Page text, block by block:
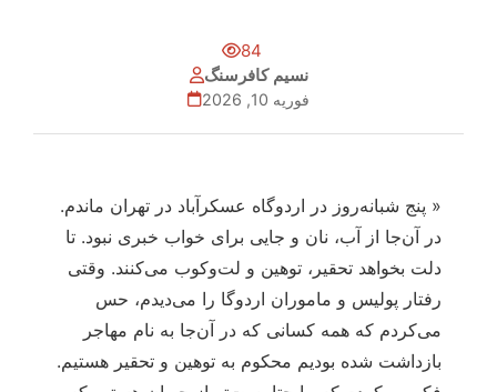
84
نسیم کافرسنگ
فوریه 10, 2026
« پنج شبانه‌روز در اردوگاه عسکرآباد در تهران ماندم.
در آن‌جا از آب، نان و جایی برای خواب خبری نبود. تا
دلت بخواهد تحقیر، توهین و لت‌وکوب می‌کنند. وقتی
رفتار پولیس و ماموران اردوگا را می‌دیدم، حس
می‌کردم که همه کسانی که در آن‌جا به نام مهاجر
بازداشت شده بودیم محکوم به توهین و تحقیر هستیم.